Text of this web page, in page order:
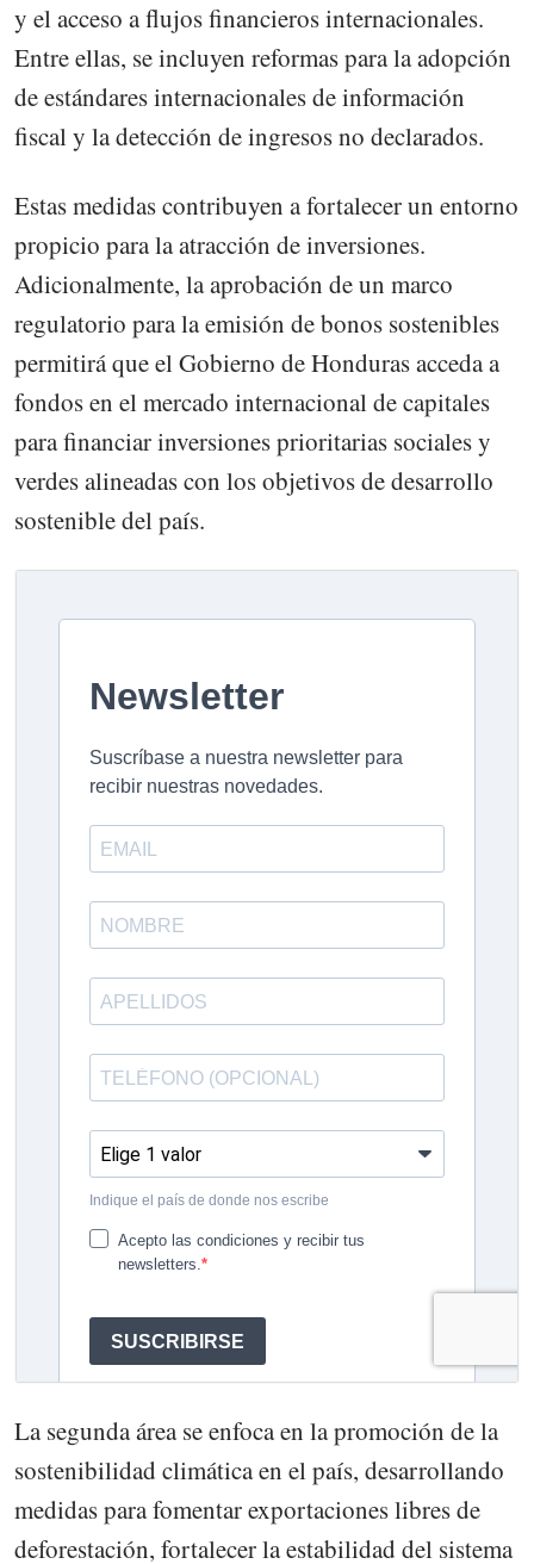
y el acceso a flujos financieros internacionales.
Entre ellas, se incluyen reformas para la adopción
de estándares internacionales de información
fiscal y la detección de ingresos no declarados.
Estas medidas contribuyen a fortalecer un entorno
propicio para la atracción de inversiones.
Adicionalmente, la aprobación de un marco
regulatorio para la emisión de bonos sostenibles
permitirá que el Gobierno de Honduras acceda a
fondos en el mercado internacional de capitales
para financiar inversiones prioritarias sociales y
verdes alineadas con los objetivos de desarrollo
sostenible del país.
La segunda área se enfoca en la promoción de la
sostenibilidad climática en el país, desarrollando
medidas para fomentar exportaciones libres de
deforestación, fortalecer la estabilidad del sistema